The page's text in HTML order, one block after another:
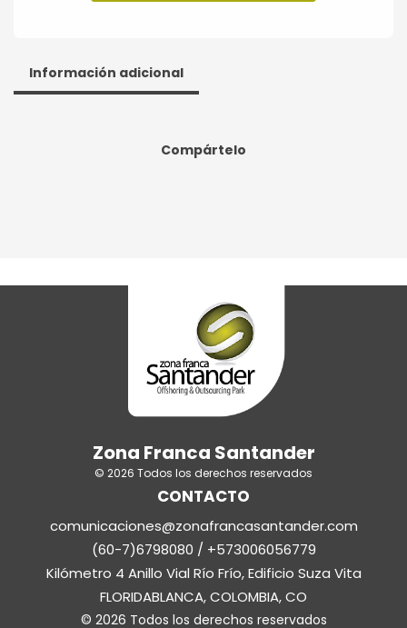
Información adicional
Compártelo
Zona Franca Santander
© 2026 Todos los derechos reservados
CONTACTO
comunicaciones@zonafrancasantander.com
(60-7)6798080 / +573006056779
Kilómetro 4 Anillo Vial Río Frío, Edificio Suza Vita
FLORIDABLANCA, COLOMBIA, CO
© 2026 Todos los derechos reservados